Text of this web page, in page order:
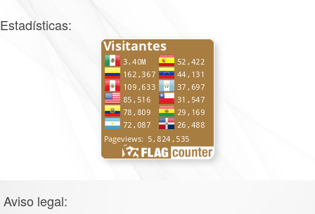
Estadísticas:
Aviso legal: